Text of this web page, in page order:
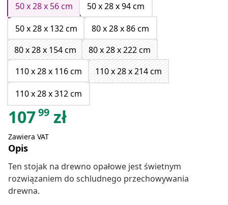
50 x 28 x 56 cm
50 x 28 x 94 cm
50 x 28 x 132 cm
80 x 28 x 86 cm
80 x 28 x 154 cm
80 x 28 x 222 cm
110 x 28 x 116 cm
110 x 28 x 214 cm
110 x 28 x 312 cm
10799 zł
Zawiera VAT
Opis
Ten stojak na drewno opałowe jest świetnym
rozwiązaniem do schludnego przechowywania
drewna.